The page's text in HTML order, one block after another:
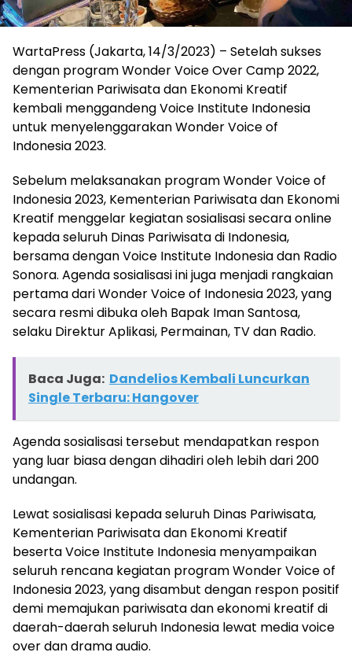
WartaPress (Jakarta, 14/3/2023) – Setelah sukses
dengan program Wonder Voice Over Camp 2022,
Kementerian Pariwisata dan Ekonomi Kreatif
kembali menggandeng Voice Institute Indonesia
untuk menyelenggarakan Wonder Voice of
Indonesia 2023.
Sebelum melaksanakan program Wonder Voice of
Indonesia 2023, Kementerian Pariwisata dan Ekonomi
Kreatif menggelar kegiatan sosialisasi secara online
kepada seluruh Dinas Pariwisata di Indonesia,
bersama dengan Voice Institute Indonesia dan Radio
Sonora. Agenda sosialisasi ini juga menjadi rangkaian
pertama dari Wonder Voice of Indonesia 2023, yang
secara resmi dibuka oleh Bapak Iman Santosa,
selaku Direktur Aplikasi, Permainan, TV dan Radio.
Baca Juga: Dandelios Kembali Luncurkan
Single Terbaru: Hangover
Agenda sosialisasi tersebut mendapatkan respon
yang luar biasa dengan dihadiri oleh lebih dari 200
undangan.
Lewat sosialisasi kepada seluruh Dinas Pariwisata,
Kementerian Pariwisata dan Ekonomi Kreatif
beserta Voice Institute Indonesia menyampaikan
seluruh rencana kegiatan program Wonder Voice of
Indonesia 2023, yang disambut dengan respon positif
demi memajukan pariwisata dan ekonomi kreatif di
daerah-daerah seluruh Indonesia lewat media voice
over dan drama audio.